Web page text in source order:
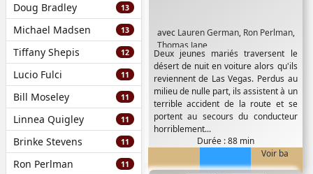
Doug Bradley 13
Michael Madsen 13
Tiffany Shepis 12
Lucio Fulci 11
Bill Moseley 11
Linnea Quigley 11
Brinke Stevens 11
Ron Perlman 11
avec Lauren German, Ron Perlman,
Thomas Jane
Deux jeunes mariés traversent le
désert de nuit en voiture alors qu'ils
reviennent de Las Vegas. Perdus au
milieu de nulle part, ils assistent à un
terrible accident de la route et se
portent au secours du conducteur
horriblement...
Durée : 88 min
Voir ba